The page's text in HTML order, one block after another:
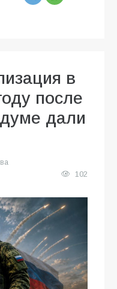
в
после
дали
102